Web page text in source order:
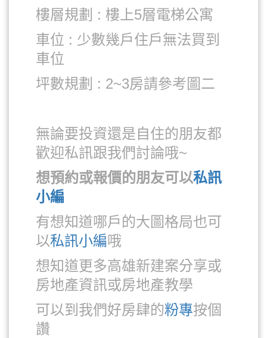
樓層規劃 : 樓上5層電梯公寓
車位 : 少數幾戶住戶無法買到
車位
坪數規劃 : 2~3房請參考圖二
無論要投資還是自住的朋友都
歡迎私訊跟我們討論哦~
想預約或報價的朋友可以私訊
小編
有想知道哪戶的大圖格局也可
以私訊小編哦
想知道更多高雄新建案分享或
房地產資訊或房地產教學
可以到我們好房肆的粉專按個
讚